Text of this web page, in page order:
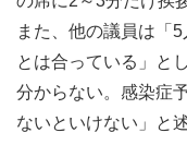
また、他の議員は「
とは合っている」と
分からない。感染症
ないといけない」と